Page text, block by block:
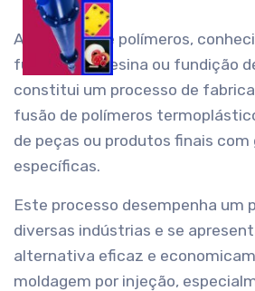
A fundição de polímeros,
fundição de resina ou fundição
constitui um processo de
fusão de polímeros
de peças ou produtos finais
específicas.
Este processo desempenha um
diversas indústrias e se
alternativa eficaz e
moldagem por injeção,